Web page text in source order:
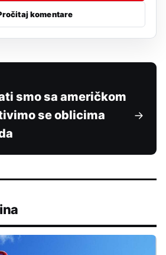
komentare
smo sa američkom
se oblicima